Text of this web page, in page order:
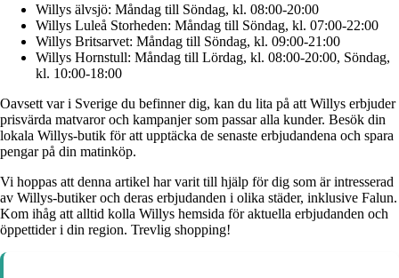
Willys älvsjö: Måndag till Söndag, kl. 08:00-20:00
Willys Luleå Storheden: Måndag till Söndag, kl. 07:00-22:00
Willys Britsarvet: Måndag till Söndag, kl. 09:00-21:00
Willys Hornstull: Måndag till Lördag, kl. 08:00-20:00, Söndag,
kl. 10:00-18:00
Oavsett var i Sverige du befinner dig, kan du lita på att Willys erbjuder
prisvärda matvaror och kampanjer som passar alla kunder. Besök din
lokala Willys-butik för att upptäcka de senaste erbjudandena och spara
pengar på din matinköp.
Vi hoppas att denna artikel har varit till hjälp för dig som är intresserad
av Willys-butiker och deras erbjudanden i olika städer, inklusive Falun.
Kom ihåg att alltid kolla Willys hemsida för aktuella erbjudanden och
öppettider i din region. Trevlig shopping!